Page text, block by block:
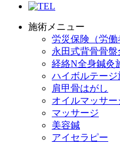
施術メニュー
労災保険（労働
永田式背骨骨盤
経絡N全身鍼灸
ハイボルテージ
肩甲骨はがし
オイルマッサー
マッサージ
美容鍼
アイセラピー